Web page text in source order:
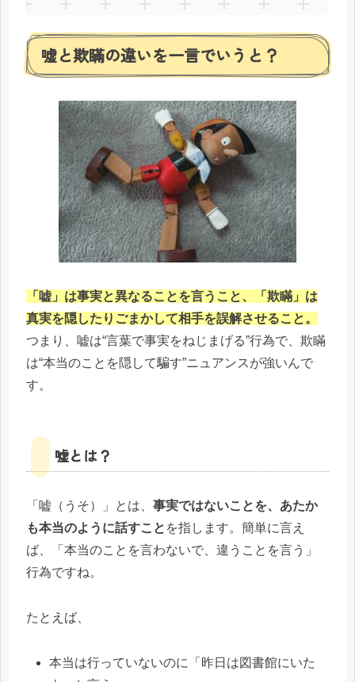
嘘と欺瞞の違いを一言でいうと？
「嘘」は事実と異なることを言うこと、「欺瞞」は
真実を隠したりごまかして相手を誤解させること。
つまり、嘘は“言葉で事実をねじまげる”行為で、欺瞞
は“本当のことを隠して騙す”ニュアンスが強いんで
す。
嘘とは？
「嘘（うそ）」とは、 事実ではないことを、あたか
も本当のように話すこと を指します。簡単に言え
ば、「本当のことを言わないで、違うことを言う」
行為ですね。
たとえば、
本当は行っていないのに「昨日は図書館にいた